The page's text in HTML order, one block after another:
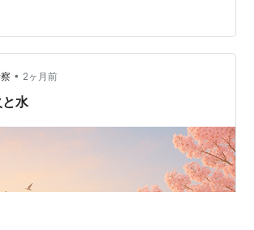
りでもならぬ、〇ばかりでもならぬ。 ⦿
元の国の姿ぞ。 元の神の国の臣民は⦿で
神に残り⦿が外国で栄えて、 どちらも片
。 ・も片輪〇も片輪、 ・と〇とを合わせ
に致すぞ。 「神ばかりでもならぬ、人
• 2ヶ月前
水